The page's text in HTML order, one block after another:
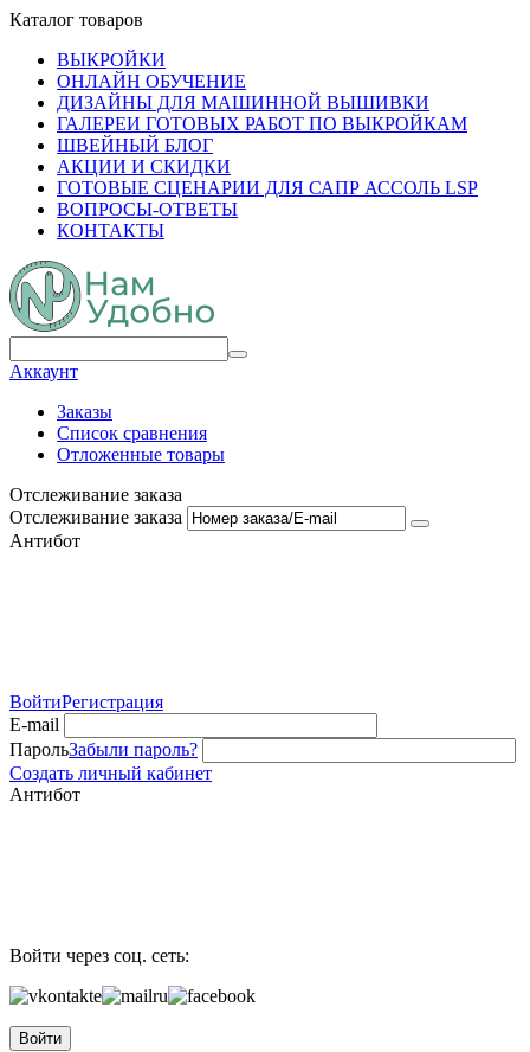
Каталог товаров
ВЫКРОЙКИ
ОНЛАЙН ОБУЧЕНИЕ
ДИЗАЙНЫ ДЛЯ МАШИННОЙ ВЫШИВКИ
ГАЛЕРЕИ ГОТОВЫХ РАБОТ ПО ВЫКРОЙКАМ
ШВЕЙНЫЙ БЛОГ
АКЦИИ И СКИДКИ
ГОТОВЫЕ СЦЕНАРИИ ДЛЯ САПР АССОЛЬ LSP
ВОПРОСЫ-ОТВЕТЫ
КОНТАКТЫ
Аккаунт
Заказы
Список сравнения
Отложенные товары
Отслеживание заказа
Отслеживание заказа
Антибот
ВойтиРегистрация
E-mail
ПарольЗабыли пароль?
Создать личный кабинет
Антибот
Войти через соц. сеть:
Войти